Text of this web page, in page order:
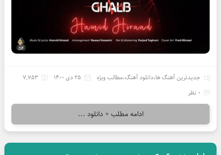
جدیدترین آهنگ ها،دانلود آهنگ،مطالب ویژه 25 دی 1400
7,753
0 نظر
ادامه مطلب + دانلود ...